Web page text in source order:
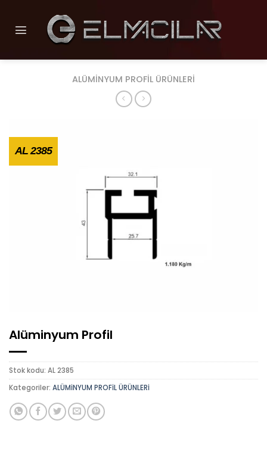
atla
ALÜMİNYUM PROFİL ÜRÜNLERİ
AL 2385
Alüminyum Profil
Stok kodu: AL 2385
Kategoriler: ALÜMİNYUM PROFİL ÜRÜNLERİ